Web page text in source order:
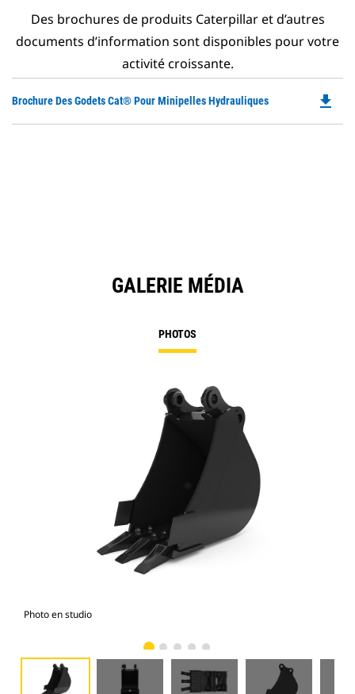
Des brochures de produits Caterpillar et d’autres
documents d’information sont disponibles pour votre
activité croissante.
Brochure Des Godets Cat® Pour Minipelles Hydrauliques file_download
GALERIE MÉDIA
PHOTOS
Photo en studio